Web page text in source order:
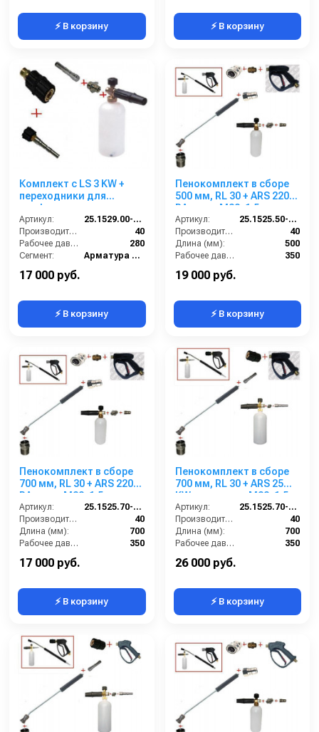
⚡ В корзину ⚡ В корзину
Комплект с LS 3 KW +
переходники для
профессионального
пистолета
Portotechica;Kranzle;Comet;Delvir.
Артикул:
25.1529.00-CPK
Производительность (л/мин):
40
Рабочее давление (бар):
280
Сегмент:
Арматура высокого давления
Температура, C:
17 000 руб.
⚡ В корзину
Пенокомплект в сборе
500 мм, RL 30 + ARS 220
РА; вход М22х1,5ш.
Артикул:
25.1525.50-P2-220 изог.
Производительность (л/мин):
40
Длина (мм):
500
Рабочее давление (бар):
350
19 000 руб.
⚡ В корзину
Пенокомплект в сборе
700 мм, RL 30 + ARS 220
РА; вход М22х1,5ш.
Артикул:
25.1525.70-P2-220 изог.
Производительность (л/мин):
40
Длина (мм):
700
Рабочее давление (бар):
350
17 000 руб.
⚡ В корзину
Пенокомплект в сборе
700 мм, RL 30 + ARS 25
KW нерж; вход М22х1,5ш.
Артикул:
25.1525.70-KW2 (нерж.)
Производительность (л/мин):
40
Длина (мм):
700
Рабочее давление (бар):
350
26 000 руб.
⚡ В корзину